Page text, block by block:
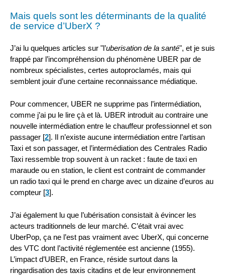
Mais quels sont les déterminants de la qualité
de service d’UberX ?
J’ai lu quelques articles sur "l’uberisation de la santé", et je suis
frappé par l’incompréhension du phénomène UBER par de
nombreux spécialistes, certes autoproclamés, mais qui
semblent jouir d’une certaine reconnaissance médiatique.
Pour commencer, UBER ne supprime pas l’intermédiation,
comme j’ai pu le lire çà et là. UBER introduit au contraire une
nouvelle intermédiation entre le chauffeur professionnel et son
passager [2]. Il n’existe aucune intermédiation entre l’artisan
Taxi et son passager, et l’intermédiation des Centrales Radio
Taxi ressemble trop souvent à un racket : faute de taxi en
maraude ou en station, le client est contraint de commander
un radio taxi qui le prend en charge avec un dizaine d’euros au
compteur [3].
J’ai également lu que l’ubérisation consistait à évincer les
acteurs traditionnels de leur marché. C’était vrai avec
UberPop, ça ne l’est pas vraiment avec UberX, qui concerne
des VTC dont l’activité réglementée est ancienne (1955).
L’impact d’UBER, en France, réside surtout dans la
ringardisation des taxis citadins et de leur environnement